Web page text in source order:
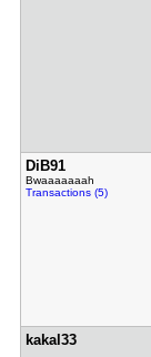
DiB91
Bwaaaaaaah
Transactions (5)
kakal33